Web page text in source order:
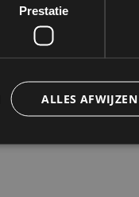
Prestatie
ALLES AFWIJZEN